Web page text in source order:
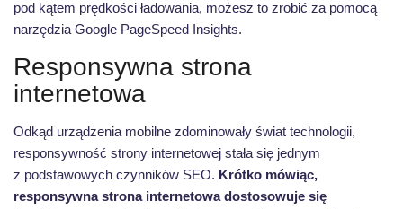
pod kątem prędkości ładowania, możesz to zrobić za pomocą
narzędzia Google PageSpeed Insights.
Responsywna strona
internetowa
Odkąd urządzenia mobilne zdominowały świat technologii,
responsywność strony internetowej stała się jednym
z podstawowych czynników SEO. Krótko mówiąc,
responsywna strona internetowa dostosowuje się